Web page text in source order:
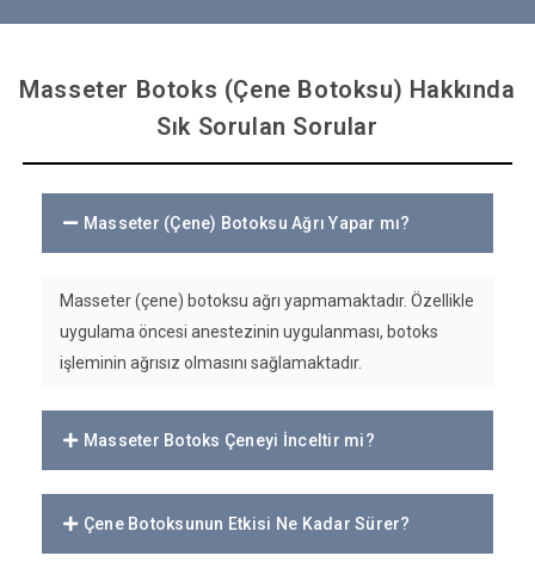
Masseter Botoks (Çene Botoksu) Hakkında
Sık Sorulan Sorular
Masseter (Çene) Botoksu Ağrı Yapar mı?
Masseter (çene) botoksu ağrı yapmamaktadır. Özellikle
uygulama öncesi anestezinin uygulanması, botoks
işleminin ağrısız olmasını sağlamaktadır.
Masseter Botoks Çeneyi İnceltir mi?
Çene Botoksunun Etkisi Ne Kadar Sürer?